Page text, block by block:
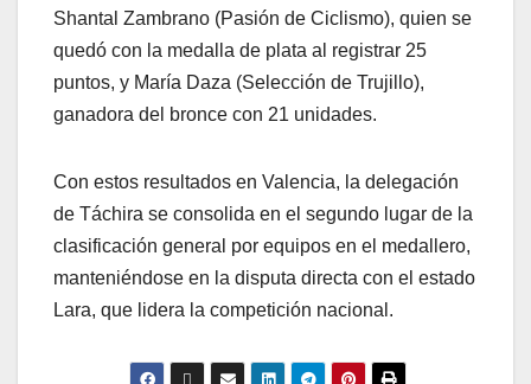
Shantal Zambrano (Pasión de Ciclismo), quien se
quedó con la medalla de plata al registrar 25
puntos, y María Daza (Selección de Trujillo),
ganadora del bronce con 21 unidades.
​Con estos resultados en Valencia, la delegación
de Táchira se consolida en el segundo lugar de la
clasificación general por equipos en el medallero,
manteniéndose en la disputa directa con el estado
Lara, que lidera la competición nacional.